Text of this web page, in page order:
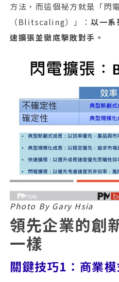
方法，而這個祕方就是「閃
（Blitscaling）」：以一系
速擴張並徹底擊敗對手。
Photo By Gary Hsia
領先企業的創
一樣
關鍵技巧1：商業